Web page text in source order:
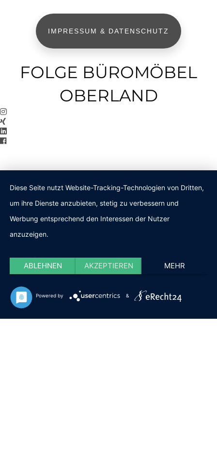
IMPRESSUM & DATENSCHUTZ
FOLGE BÜROMÖBEL
OBERLAND
Diese Seite nutzt Website-Tracking-Technologien von Dritten,
um ihre Dienste anzubieten, stetig zu verbessern und
Werbung entsprechend den Interessen der Nutzer
anzuzeigen.
ABLEHNEN AKZEPTIEREN MEHR
Powered by &